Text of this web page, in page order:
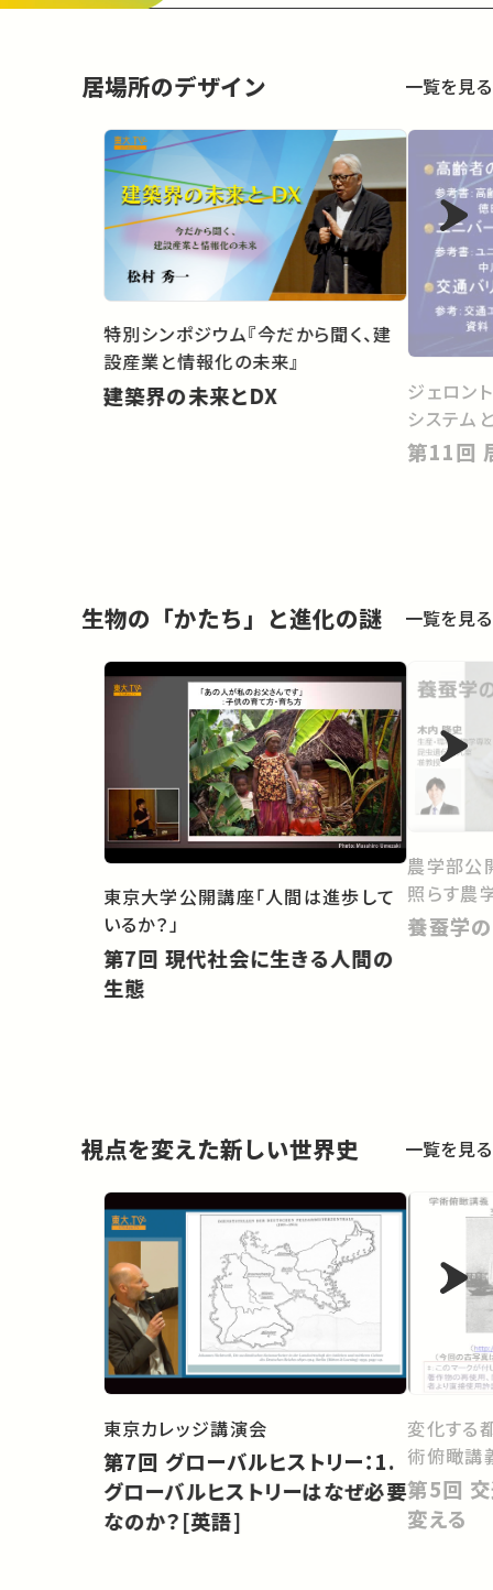
居場所のデザイン 一覧を見る
特別シンポジウム『今だから聞く、建
設産業と情報化の未来』
建築界の未来とDX
ジェロン
システム
生物の「かたち」と進化の謎 一覧を見る
東京大学公開講座「人間は進歩して
いるか？」
第7回 現代社会に生きる人間の
生態
農学部公
照らす農
養蚕学
視点を変えた新しい世界史 一覧を見る
東京カレッジ講演会
第7回 グローバルヒストリー：1.
グローバルヒストリーはなぜ必要
なのか？[英語]
変化する
術俯瞰講
第5回 交通の技術が都市の形を
変える